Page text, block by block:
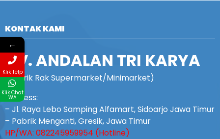
KONTAK KAMI
CV. ANDALAN TRI KARYA
(Pabrik Rak Supermarket/Minimarket)
Address:
– Jl. Raya Lebo Samping Alfamart, Sidoarjo Jawa Timur
– Pabrik Menganti, Gresik, Jawa Timur
HP/WA: 082245959954 (Hotline)
←
Klik Telp
Klik Chat
WA